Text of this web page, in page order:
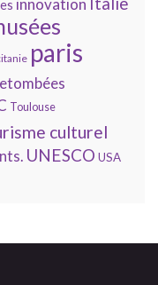
innovation
paris
Toulouse
culturel
UNESCO USA